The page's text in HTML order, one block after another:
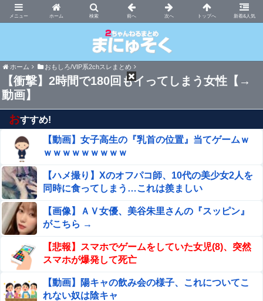
ホーム 新着&人気
まにゅそく 2chまとめニュース速報VIP
ホーム おもしろ/VIP系2chスレまとめ
【衝撃】2時間で180回もイってしまう女性【→
動画】
おすすめ!
【動画】女子高生の『乳首の位置』当てゲームｗ
ｗｗｗｗｗｗｗｗｗ
【ハメ撮り】Xのオフパコ師、10代の美少女2人を
同時に食ってしまう…これは羨ましい
【画像】ＡＶ女優、美谷朱里さんの『スッピン』
がこちら →
【悲報】スマホでゲームをしていた女児(8)、突然
スマホが爆発して死亡
【動画】陽キャの飲み会の様子、これについてこ
れない奴は陰キャ